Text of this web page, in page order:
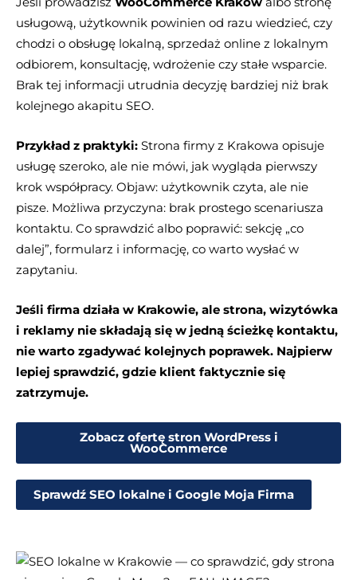
usługową, użytkownik powinien od razu wiedzieć, czy
chodzi o obsługę lokalną, sprzedaż online z lokalnym
odbiorem, konsultację, wdrożenie czy stałe wsparcie.
Brak tej informacji utrudnia decyzję bardziej niż brak
kolejnego akapitu SEO.
Przykład z praktyki: Strona firmy z Krakowa opisuje
usługę szeroko, ale nie mówi, jak wygląda pierwszy
krok współpracy. Objaw: użytkownik czyta, ale nie
pisze. Możliwa przyczyna: brak prostego scenariusza
kontaktu. Co sprawdzić albo poprawić: sekcję „co
dalej”, formularz i informację, co warto wysłać w
zapytaniu.
Jeśli firma działa w Krakowie, ale strona, wizytówka
i reklamy nie składają się w jedną ścieżkę kontaktu,
nie warto zgadywać kolejnych poprawek. Najpierw
lepiej sprawdzić, gdzie klient faktycznie się
zatrzymuje.
Zobacz ofertę stron WordPress i
WooCommerce
Sprawdź SEO lokalne i Google Moja Firma